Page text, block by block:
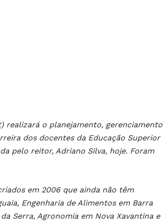
realizará o planejamento, gerenciamento
dos docentes da Educação Superior
pelo reitor, Adriano Silva, hoje. Foram
em 2006 que ainda não têm
Engenharia de Alimentos em Barra
Serra, Agronomia em Nova Xavantina e